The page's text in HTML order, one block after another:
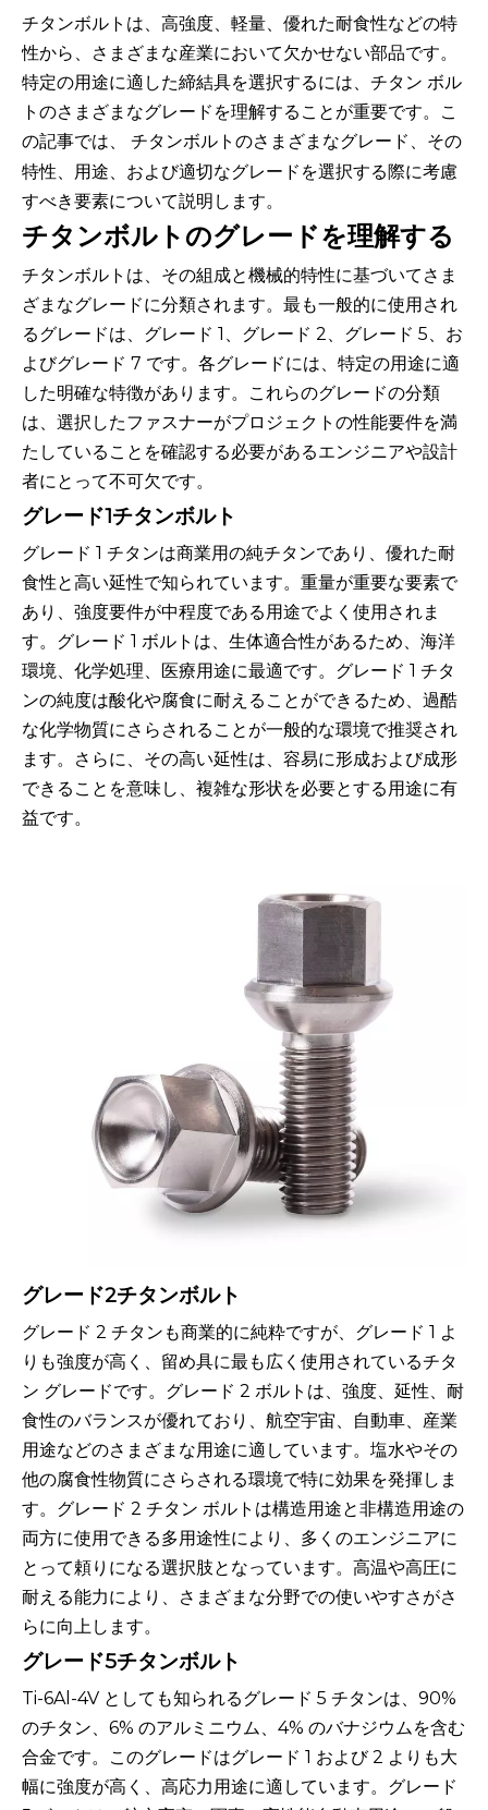
チタンボルトは、高強度、軽量、優れた耐食性などの特
性から、さまざまな産業において欠かせない部品です。
特定の用途に適した締結具を選択するには、チタン ボル
トのさまざまなグレードを理解することが重要です。こ
の記事では、
チタンボルトのさまざまなグレード、その
特性、用途、および適切なグレードを選択する際に考慮
すべき要素について説明します。
チタンボルトのグレードを理解する
チタンボルトは、その組成と機械的特性に基づいてさま
ざまなグレードに分類されます。最も一般的に使用され
るグレードは、グレード 1、グレード 2、グレード 5、お
よびグレード 7 です。各グレードには、特定の用途に適
した明確な特徴があります。これらのグレードの分類
は、選択したファスナーがプロジェクトの性能要件を満
たしていることを確認する必要があるエンジニアや設計
者にとって不可欠です。
グレード1チタンボルト
グレード 1 チタンは商業用の純チタンであり、優れた耐
食性と高い延性で知られています。重量が重要な要素で
あり、強度要件が中程度である用途でよく使用されま
す。グレード 1 ボルトは、生体適合性があるため、海洋
環境、化学処理、医療用途に最適です。グレード 1 チタ
ンの純度は酸化や腐食に耐えることができるため、過酷
な化学物質にさらされることが一般的な環境で推奨され
ます。さらに、その高い延性は、容易に形成および成形
できることを意味し、複雑な形状を必要とする用途に有
益です。
グレード2チタンボルト
グレード 2 チタンも商業的に純粋ですが、グレード 1 よ
りも強度が高く、留め具に最も広く使用されているチタ
ン グレードです。グレード 2 ボルトは、強度、延性、耐
食性のバランスが優れており、航空宇宙、自動車、産業
用途などのさまざまな用途に適しています。塩水やその
他の腐食性物質にさらされる環境で特に効果を発揮しま
す。グレード 2 チタン ボルトは構造用途と非構造用途の
両方に使用できる多用途性により、多くのエンジニアに
とって頼りになる選択肢となっています。高温や高圧に
耐える能力により、さまざまな分野での使いやすさがさ
らに向上します。
グレード5チタンボルト
Ti-6Al-4V としても知られるグレード 5 チタンは、90%
のチタン、6% のアルミニウム、4% のバナジウムを含む
合金です。このグレードはグレード 1 および 2 よりも大
幅に強度が高く、高応力用途に適しています。グレード